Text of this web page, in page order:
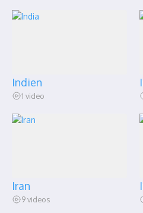
Indien
1 video
Iran
9 videos